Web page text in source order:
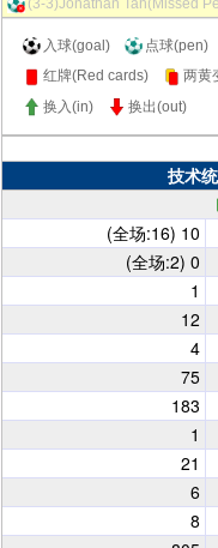
(3-3)Jonathan Tah(Missed
入球(goal) 点球(pen)
红牌(Red cards)
两黄
换入(in)
换出(out)
技术
(全场:16) 10
(全场:2) 0
1
12
4
75
183
1
21
6
8